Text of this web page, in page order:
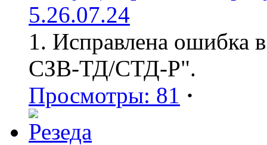
5.26.07.24
1. Исправлена ошибка
СЗВ-ТД/СТД-Р".
Просмотры: 81 ·